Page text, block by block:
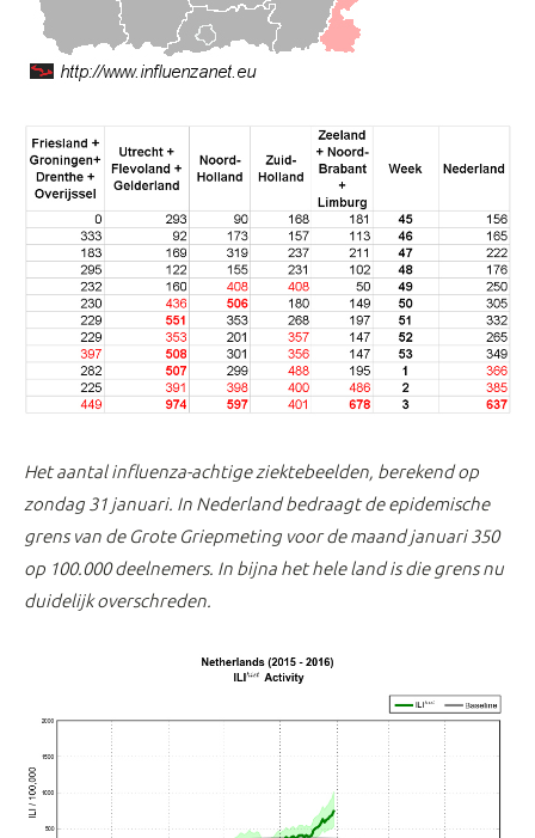
Het aantal influenza-achtige ziektebeelden, berekend op
zondag 31 januari. In Nederland bedraagt de epidemische
grens van de Grote Griepmeting voor de maand januari 350
op 100.000 deelnemers. In bijna het hele land is die grens nu
duidelijk overschreden.